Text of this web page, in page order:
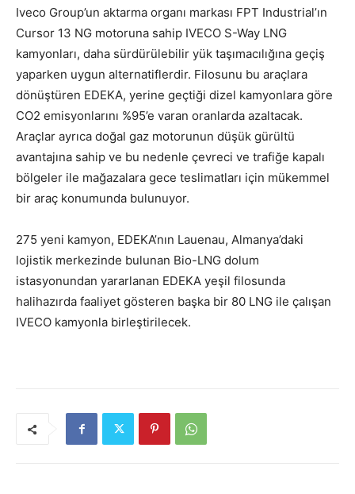
Iveco Group’un aktarma organı markası FPT Industrial’ın
Cursor 13 NG motoruna sahip IVECO S-Way LNG
kamyonları, daha sürdürülebilir yük taşımacılığına geçiş
yaparken uygun alternatiflerdir. Filosunu bu araçlara
dönüştüren EDEKA, yerine geçtiği dizel kamyonlara göre
CO2 emisyonlarını %95’e varan oranlarda azaltacak.
Araçlar ayrıca doğal gaz motorunun düşük gürültü
avantajına sahip ve bu nedenle çevreci ve trafiğe kapalı
bölgeler ile mağazalara gece teslimatları için mükemmel
bir araç konumunda bulunuyor.
275 yeni kamyon, EDEKA’nın Lauenau, Almanya’daki
lojistik merkezinde bulunan Bio-LNG dolum
istasyonundan yararlanan EDEKA yeşil filosunda
halihazırda faaliyet gösteren başka bir 80 LNG ile çalışan
IVECO kamyonla birleştirilecek.